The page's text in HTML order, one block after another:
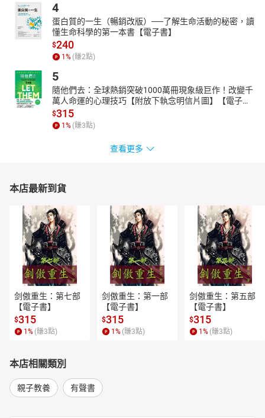
成为人类共同的精神遗产。
一句话总结：一部以瑰丽幻想包裹生命哲思的童话经典，既是儿童
想象力的启蒙，也是成人审视自我与世界的镜子。
4
蛋白質的一生（暢銷改版）──了解生命活動的秘密，讀
懂生命科學的第一本書【電子書】
$240
1 % (賺2點)
5
隨他們去：全球熱銷突破1000萬冊現象級巨作！改變千
萬人命運的心理技巧【附放下執念明信片圖】【電子
書】
$315
1 % (賺3點)
查看更多
本店最新到貨
剑傲重生：第七部
【電子書】
$315
1 % (賺3點)
剑傲重生：第一部
【電子書】
$315
1 % (賺3點)
剑傲重生：第五部
【電子書】
$315
1 % (賺3點)
本店相關類別
親子教養 有聲書